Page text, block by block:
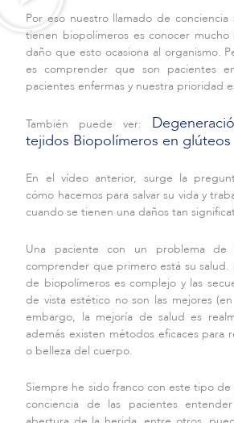
Por eso nuestro llamado de conciencia
tienen biopolímeros es conocer
daño que esto ocasiona al organismo.
es comprender que son pacientes
pacientes enfermas y nuestra prioridad
También puede ver:
tejidos Biopolímeros en glúteos
En el vídeo anterior, surge la
cómo hacemos para salvar su vida y
cuando se tienen una daños tan
Una paciente con un problema de
comprender que primero está su
de biopolímeros es complejo y las
de vista estético no son las mejores
embargo, la mejoría de salud es
además existen métodos eficaces para
o belleza del cuerpo.
Siempre he sido franco con este tipo de
conciencia de las pacientes